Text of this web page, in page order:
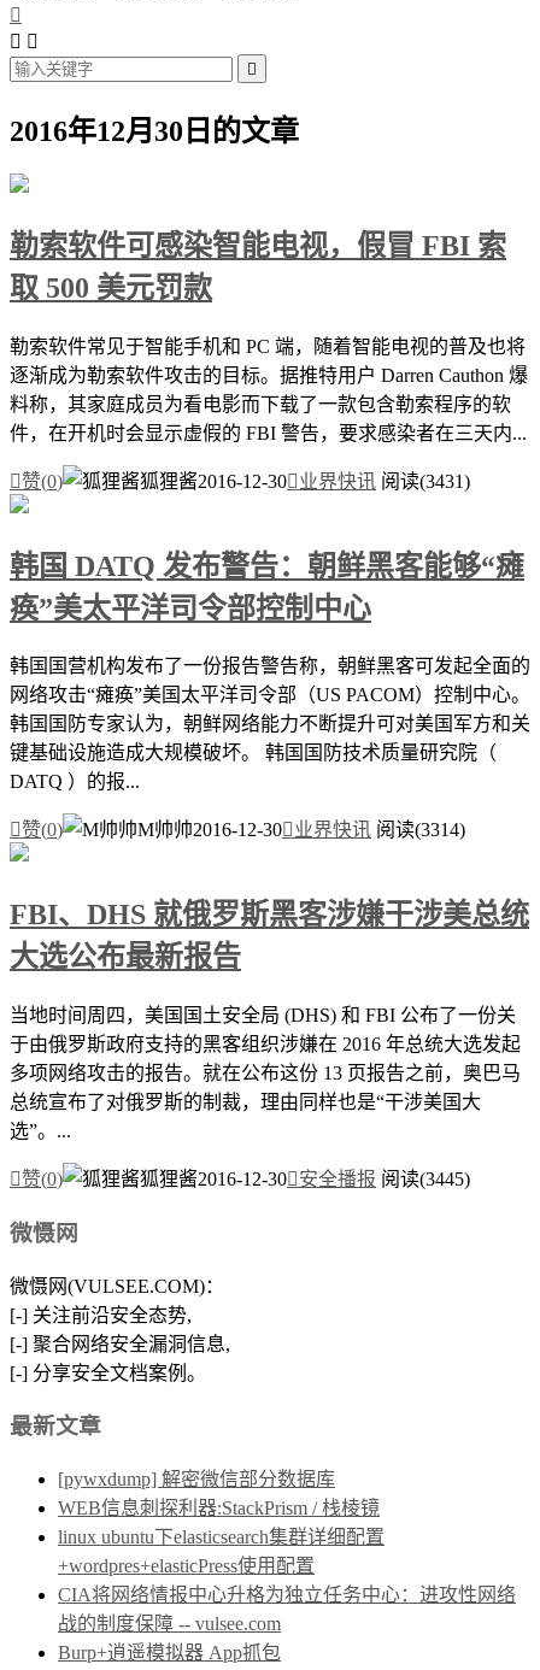

 

2016年12月30日的文章
勒索软件可感染智能电视，假冒 FBI 索
取 500 美元罚款
勒索软件常见于智能手机和 PC 端，随着智能电视的普及也将
逐渐成为勒索软件攻击的目标。据推特用户 Darren Cauthon 爆
料称，其家庭成员为看电影而下载了一款包含勒索程序的软
件，在开机时会显示虚假的 FBI 警告，要求感染者在三天内...
赞(0) 狐狸酱2016-12-30业界快讯 阅读(3431)
韩国 DATQ 发布警告：朝鲜黑客能够“瘫
痪”美太平洋司令部控制中心
韩国国营机构发布了一份报告警告称，朝鲜黑客可发起全面的
网络攻击“瘫痪”美国太平洋司令部（US PACOM）控制中心。
韩国国防专家认为，朝鲜网络能力不断提升可对美国军方和关
键基础设施造成大规模破坏。 韩国国防技术质量研究院（
DATQ ）的报...
赞(0) M帅帅2016-12-30业界快讯 阅读(3314)
FBI、DHS 就俄罗斯黑客涉嫌干涉美总统
大选公布最新报告
当地时间周四，美国国土安全局 (DHS) 和 FBI 公布了一份关
于由俄罗斯政府支持的黑客组织涉嫌在 2016 年总统大选发起
多项网络攻击的报告。就在公布这份 13 页报告之前，奥巴马
总统宣布了对俄罗斯的制裁，理由同样也是“干涉美国大
选”。...
赞(0) 狐狸酱2016-12-30安全播报 阅读(3445)
微慑网
微慑网(VULSEE.COM)：
[-] 关注前沿安全态势,
[-] 聚合网络安全漏洞信息,
[-] 分享安全文档案例。
最新文章
[pywxdump] 解密微信部分数据库
WEB信息刺探利器:StackPrism / 栈棱镜
linux ubuntu下elasticsearch集群详细配置
+wordpres+elasticPress使用配置
CIA将网络情报中心升格为独立任务中心：进攻性网络
战的制度保障 -- vulsee.com
Burp+逍遥模拟器 App抓包